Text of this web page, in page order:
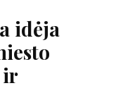
idėja
ir